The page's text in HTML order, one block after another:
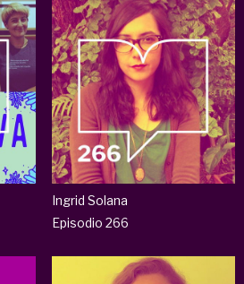
Ingrid Solana
Episodio 266